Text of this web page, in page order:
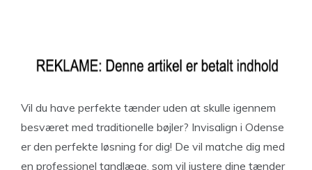
Vil du have perfekte tænder uden at skulle igennem
besværet med traditionelle bøjler? Invisalign i Odense
er den perfekte løsning for dig! De vil matche dig med
en professionel tandlæge, som vil justere dine tænder